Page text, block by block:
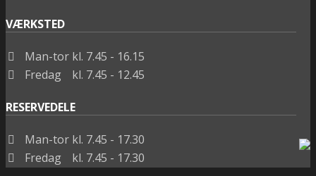
VÆRKSTED
Man-tor kl. 7.45 - 16.15
Fredag
kl. 7.45 - 12.45
RESERVEDELE
Man-tor kl. 7.45 - 17.30
Fredag
kl. 7.45 - 17.30